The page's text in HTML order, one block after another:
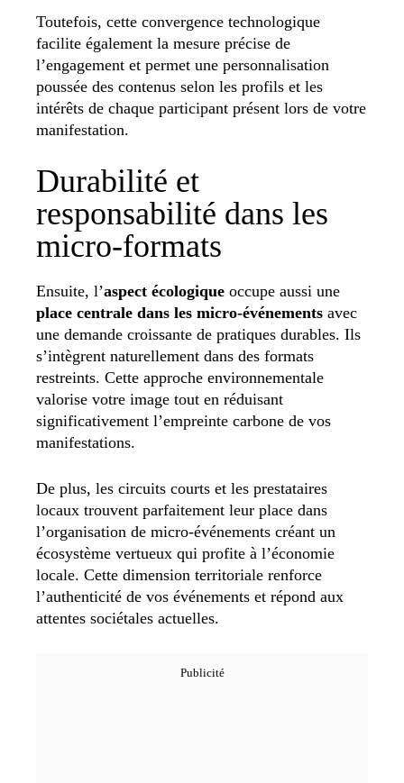
Toutefois, cette convergence technologique
facilite également la mesure précise de
l’engagement et permet une personnalisation
poussée des contenus selon les profils et les
intérêts de chaque participant présent lors de votre
manifestation.
Durabilité et
responsabilité dans les
micro-formats
Ensuite, l’aspect écologique occupe aussi une
place centrale dans les micro-événements avec
une demande croissante de pratiques durables. Ils
s’intègrent naturellement dans des formats
restreints. Cette approche environnementale
valorise votre image tout en réduisant
significativement l’empreinte carbone de vos
manifestations.
De plus, les circuits courts et les prestataires
locaux trouvent parfaitement leur place dans
l’organisation de micro-événements créant un
écosystème vertueux qui profite à l’économie
locale. Cette dimension territoriale renforce
l’authenticité de vos événements et répond aux
attentes sociétales actuelles.